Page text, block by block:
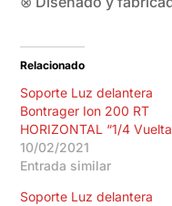
Relacionado
Soporte Luz delantera
Bontrager Ion 200 RT
HORIZONTAL “1/4
10/02/2021
Entrada similar
Soporte Luz delantera